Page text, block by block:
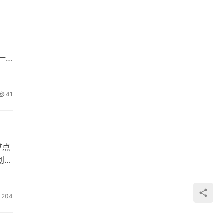
41
点
建
204